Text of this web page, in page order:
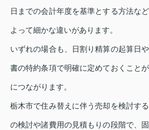
日までの会計年度を基準とする方法な
よって細かな違いがあります。
いずれの場合も、日割り精算の起算日
書の特約条項で明確に定めておくこと
につながります。
栃木市で住み替えに伴う売却を検討す
の検討や諸費用の見積もりの段階で、